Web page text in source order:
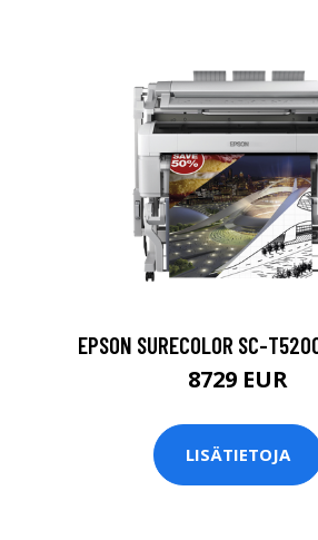
EPSON SURECOLOR SC-
8729 EUR
LISÄTIETOJA